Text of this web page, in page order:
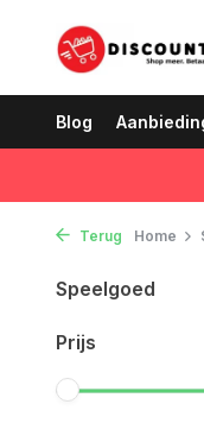
Blog
vóór 12:00 uur,
Terug Home
Speelgoed
Prijs